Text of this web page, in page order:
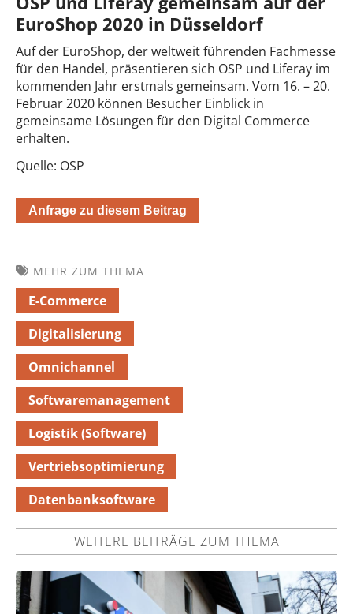
EuroShop 2020 in Düsseldorf
Auf der EuroShop, der weltweit führenden Fachmesse
für den Handel, präsentieren sich OSP und Liferay im
kommenden Jahr erstmals gemeinsam. Vom 16. – 20.
Februar 2020 können Besucher Einblick in
gemeinsame Lösungen für den Digital Commerce
erhalten.
Quelle: OSP
Anfrage zu diesem Beitrag
MEHR ZUM THEMA
E-Commerce
Digitalisierung
Omnichannel
Softwaremanagement
Logistik (Software)
Vertriebsoptimierung
Datenbanksoftware
WEITERE BEITRÄGE ZUM THEMA